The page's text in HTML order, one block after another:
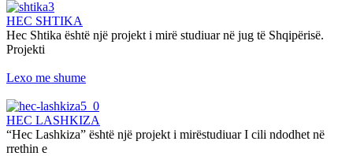
HEC SHTIKA
Hec Shtika është një projekt i mirë studiuar në jug të Shqipërisë.
Projekti
Lexo me shume
HEC LASHKIZA
“Hec Lashkiza” është një projekt i mirëstudiuar I cili ndodhet në
rrethin e